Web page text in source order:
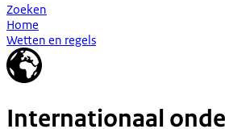
Zoeken
Home
Wetten en regels
Internationaal